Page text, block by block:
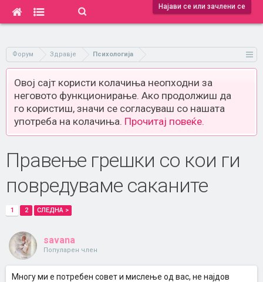
Најави се или зачлени се
Форум Здравје Психологија
Овој сајт користи колачиња неопходни за
неговото функционирање. Ако продолжиш да
го користиш, значи се согласуваш со нашата
употреба на колачиња. Прочитај повеќе.
Правење грешки со кои ги
повредуваме саканите
1 2 СЛЕДНА >
savana
Популарен член
Многу ми е потребен совет и мислење од вас, не најдов